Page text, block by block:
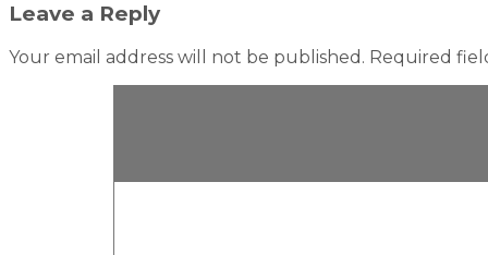
Leave a Reply
Your email address will not be published. Required